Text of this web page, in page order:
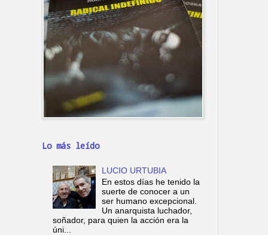
Lo más leído
LUCIO URTUBIA
En estos días he tenido la
suerte de conocer a un
ser humano excepcional.
Un anarquista luchador,
soñador, para quien la acción era la
úni...